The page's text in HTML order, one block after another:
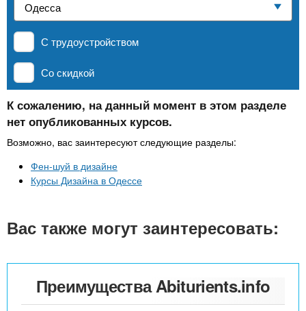
n
t
s
.
i
n
f
o
е
д
е
н
Частные школы
Онлайн курсы
За рубежом
С трудоустройством
Со скидкой
К сожалению, на данный момент в этом разделе
нет опубликованных курсов.
Возможно, вас заинтересуют следующие разделы:
Фен-шуй в дизайне
Курсы Дизайна в Одессе
Вас также могут заинтересовать:
Преимущества Abiturients.info